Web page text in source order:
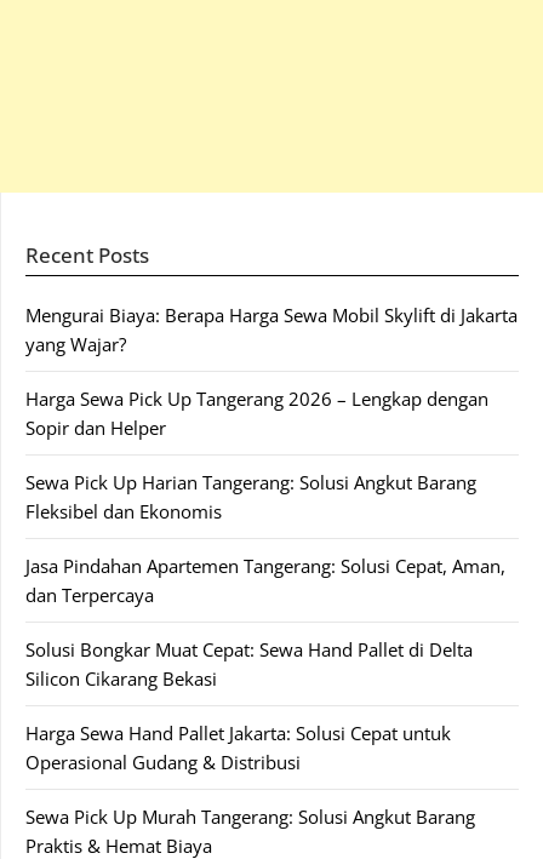
Recent Posts
Mengurai Biaya: Berapa Harga Sewa Mobil Skylift di Jakarta
yang Wajar?
Harga Sewa Pick Up Tangerang 2026 – Lengkap dengan
Sopir dan Helper
Sewa Pick Up Harian Tangerang: Solusi Angkut Barang
Fleksibel dan Ekonomis
Jasa Pindahan Apartemen Tangerang: Solusi Cepat, Aman,
dan Terpercaya
Solusi Bongkar Muat Cepat: Sewa Hand Pallet di Delta
Silicon Cikarang Bekasi
Harga Sewa Hand Pallet Jakarta: Solusi Cepat untuk
Operasional Gudang & Distribusi
Sewa Pick Up Murah Tangerang: Solusi Angkut Barang
Praktis & Hemat Biaya